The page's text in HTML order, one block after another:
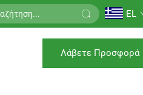
EL
Λάβετε Προσφορά